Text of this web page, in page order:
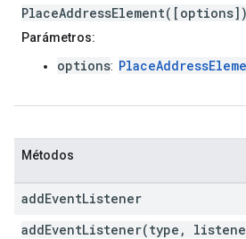
PlaceAddressElement([options])
Parámetros:
options:
Métodos
addEventListener
addEventListener(type,